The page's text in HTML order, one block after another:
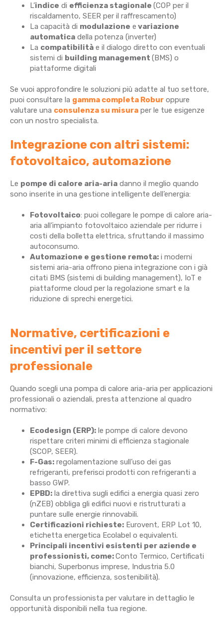
L’indice di efficienza stagionale (COP per il
riscaldamento, SEER per il raffrescamento)
La capacità di modulazione e variazione
automatica della potenza (inverter)
La compatibilità e il dialogo diretto con eventuali
sistemi di building management (BMS) o
piattaforme digitali
Se vuoi approfondire le soluzioni più adatte al tuo settore,
puoi consultare la gamma completa Robur oppure
valutare una consulenza su misura per le tue esigenze
con un nostro specialista.
Integrazione con altri sistemi:
fotovoltaico, automazione
Le pompe di calore aria-aria danno il meglio quando
sono inserite in una gestione intelligente dell’energia:
Fotovoltaico: puoi collegare le pompe di calore aria-
aria all’impianto fotovoltaico aziendale per ridurre i
costi della bolletta elettrica, sfruttando il massimo
autoconsumo.
Automazione e gestione remota: i moderni
sistemi aria-aria offrono piena integrazione con i già
citati BMS (sistemi di building management), IoT e
piattaforme cloud per la regolazione smart e la
riduzione di sprechi energetici.
Normative, certificazioni e
incentivi per il settore
professionale
Quando scegli una pompa di calore aria-aria per applicazioni
professionali o aziendali, presta attenzione al quadro
normativo:
Ecodesign (ERP): le pompe di calore devono
rispettare criteri minimi di efficienza stagionale
(SCOP, SEER).
F-Gas: regolamentazione sull’uso dei gas
refrigeranti, preferisci prodotti con refrigeranti a
basso GWP.
EPBD: la direttiva sugli edifici a energia quasi zero
(nZEB) obbliga gli edifici nuovi e ristrutturati a
puntare sulle energie rinnovabili.
Certificazioni richieste: Eurovent, ERP Lot 10,
etichetta energetica Ecolabel o equivalenti.
Principali incentivi esistenti per aziende e
professionisti, come:Conto Termico, Certificati
bianchi, Superbonus imprese, Industria 5.0
(innovazione, efficienza, sostenibilità).
Consulta un professionista per valutare in dettaglio le
opportunità disponibili nella tua regione.